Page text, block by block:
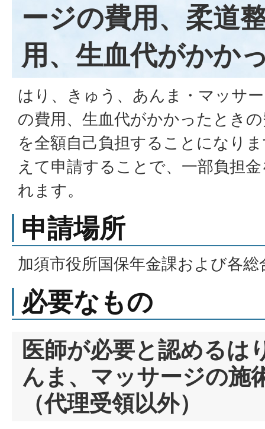
ージの費用、柔道
用、生血代がかか
はり、きゅう、あんま・マッサ
の費用、生血代がかかったとき
を全額自己負担することになり
えて申請することで、一部負担
れます。
申請場所
加須市役所国保年金課および各
必要なもの
医師が必要と認めるは
んま、マッサージの施
（代理受領以外）